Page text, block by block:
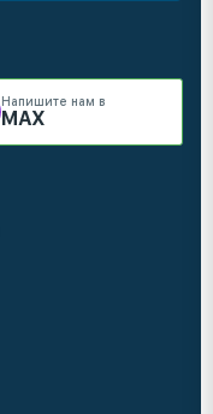
Напишите нам в
MAX